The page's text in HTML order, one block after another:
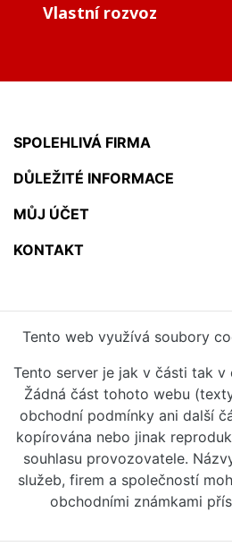
Vlastní rozvoz
SPOLEHLIVÁ FIRMA
DŮLEŽITÉ INFORMACE
MŮJ ÚČET
KONTAKT
Tento web využívá soubory
Tento server je jak v části tak v
Žádná část tohoto webu
obchodní podmínky ani další
kopírována nebo jinak
souhlasu provozovatele.
služeb, firem a společností
obchodními známkami